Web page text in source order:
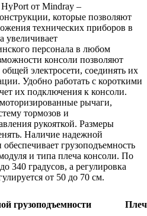
от Mindray –
которые позволяют
технических приборов в
увеличивает
персонала в любом
консоли позволяют
электросети, соединять их
Удобно работать с короткими
их подключения к консоли.
рычаги,
тормозов и
рукояткой. Размеры
Наличие надежной
грузоподъемность
и типа плеча консоли. По
340 градусов, а регулировка
от 50 до 70 см.
грузоподъемности